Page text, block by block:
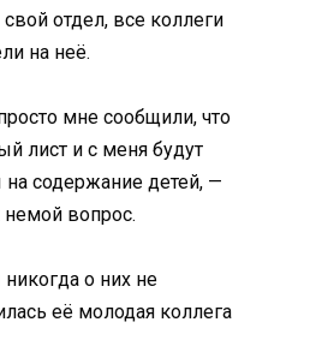
отдел, все коллеги
на неё.
мне сообщили, что
лист и с меня будут
содержание детей, —
немой вопрос.
о них не
её молодая коллега